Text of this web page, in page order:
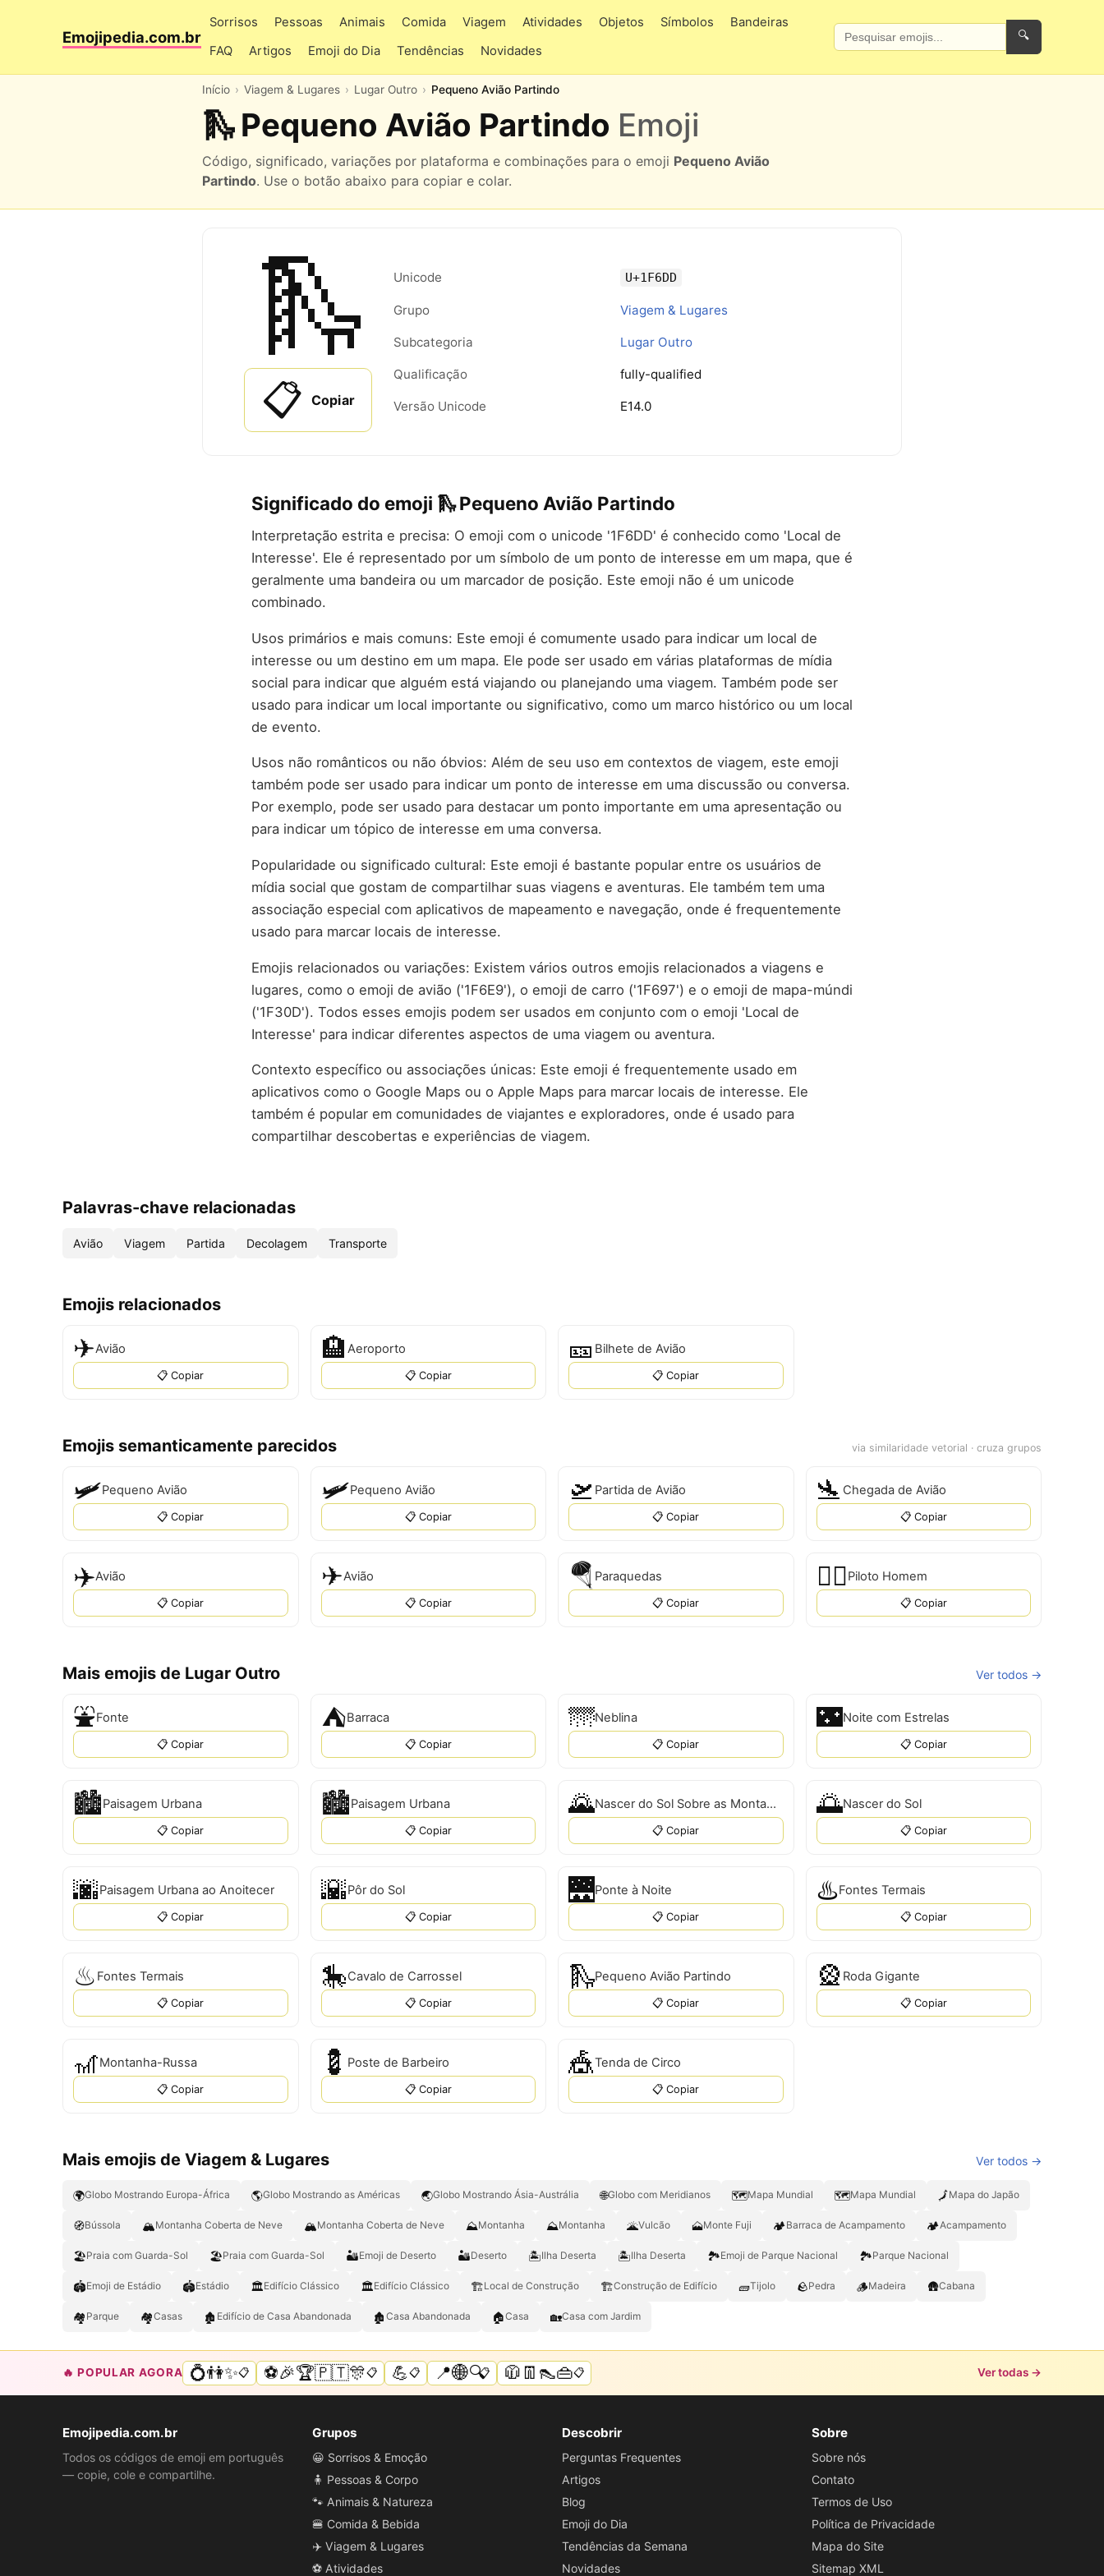
Emojipedia.com.br
Sorrisos Pessoas Animais Comida Viagem Atividades Objetos Símbolos
Bandeiras
FAQ
Artigos Emoji do Dia Tendências Novidades
🔍
Início Viagem & Lugares Lugar Outro Pequeno Avião Partindo
🛝 Pequeno Avião Partindo Emoji
Código, significado, variações por plataforma e combinações para o emoji Pequeno Avião
Partindo. Use o botão abaixo para copiar e colar.
🛝
📋 Copiar
Unicode U+1F6DD
Grupo Viagem & Lugares
Subcategoria Lugar Outro
Qualificação fully-qualified
Versão Unicode E14.0
Significado do emoji 🛝 Pequeno Avião Partindo
Interpretação estrita e precisa: O emoji com o unicode '1F6DD' é conhecido como 'Local de
Interesse'. Ele é representado por um símbolo de um ponto de interesse em um mapa, que é
geralmente uma bandeira ou um marcador de posição. Este emoji não é um unicode
combinado.
Usos primários e mais comuns: Este emoji é comumente usado para indicar um local de
interesse ou um destino em um mapa. Ele pode ser usado em várias plataformas de mídia
social para indicar que alguém está viajando ou planejando uma viagem. Também pode ser
usado para indicar um local importante ou significativo, como um marco histórico ou um local
de evento.
Usos não românticos ou não óbvios: Além de seu uso em contextos de viagem, este emoji
também pode ser usado para indicar um ponto de interesse em uma discussão ou conversa.
Por exemplo, pode ser usado para destacar um ponto importante em uma apresentação ou
para indicar um tópico de interesse em uma conversa.
Popularidade ou significado cultural: Este emoji é bastante popular entre os usuários de
mídia social que gostam de compartilhar suas viagens e aventuras. Ele também tem uma
associação especial com aplicativos de mapeamento e navegação, onde é frequentemente
usado para marcar locais de interesse.
Emojis relacionados ou variações: Existem vários outros emojis relacionados a viagens e
lugares, como o emoji de avião ('1F6E9'), o emoji de carro ('1F697') e o emoji de mapa-múndi
('1F30D'). Todos esses emojis podem ser usados em conjunto com o emoji 'Local de
Interesse' para indicar diferentes aspectos de uma viagem ou aventura.
Contexto específico ou associações únicas: Este emoji é frequentemente usado em
aplicativos como o Google Maps ou o Apple Maps para marcar locais de interesse. Ele
também é popular em comunidades de viajantes e exploradores, onde é usado para
compartilhar descobertas e experiências de viagem.
Palavras-chave relacionadas
Avião Viagem Partida Decolagem Transporte
Emojis relacionados
✈Avião
📋 Copiar
🏨 Aeroporto
📋 Copiar
🎫 Bilhete de Avião
📋 Copiar
Emojis semanticamente parecidos via similaridade vetorial · cruza grupos
🛩Pequeno Avião
📋 Copiar
🛩️Pequeno Avião
📋 Copiar
🛫 Partida de Avião
📋 Copiar
🛬 Chegada de Avião
📋 Copiar
✈️Avião
📋 Copiar
✈Avião
📋 Copiar
🪂 Paraquedas
📋 Copiar
👨‍✈️Piloto Homem
📋 Copiar
Mais emojis de Lugar Outro Ver todos →
⛲Fonte
📋 Copiar
⛺Barraca
📋 Copiar
🌁Neblina
📋 Copiar
🌃Noite com Estrelas
📋 Copiar
🏙️Paisagem Urbana
📋 Copiar
🏙Paisagem Urbana
📋 Copiar
🌄 Nascer do Sol Sobre as Montanhas
📋 Copiar
🌅Nascer do Sol
📋 Copiar
🌆Paisagem Urbana ao Anoitecer
📋 Copiar
🌇Pôr do Sol
📋 Copiar
🌉Ponte à Noite
📋 Copiar
♨️Fontes Termais
📋 Copiar
♨ Fontes Termais
📋 Copiar
🎠Cavalo de Carrossel
📋 Copiar
🛝Pequeno Avião Partindo
📋 Copiar
🎡 Roda Gigante
📋 Copiar
🎢Montanha-Russa
📋 Copiar
💈 Poste de Barbeiro
📋 Copiar
🎪Tenda de Circo
📋 Copiar
Mais emojis de Viagem & Lugares Ver todos →
🌍Globo Mostrando Europa-África 🌎Globo Mostrando as Américas 🌏Globo Mostrando Ásia-Austrália 🌐Globo com Meridianos 🗺️Mapa Mundial 🗺Mapa Mundial 🗾Mapa do Japão
🧭Bússola 🏔️Montanha Coberta de Neve 🏔Montanha Coberta de Neve ⛰️Montanha ⛰Montanha 🌋Vulcão 🗻Monte Fuji 🏕️Barraca de Acampamento 🏕Acampamento
🏖️Praia com Guarda-Sol 🏖Praia com Guarda-Sol 🏜️Emoji de Deserto 🏜Deserto 🏝️Ilha Deserta 🏝Ilha Deserta 🏞️Emoji de Parque Nacional 🏞Parque Nacional
🏟️Emoji de Estádio 🏟Estádio 🏛️Edifício Clássico 🏛Edifício Clássico 🏗️Local de Construção 🏗Construção de Edifício 🧱Tijolo 🪨Pedra 🪵Madeira 🛖Cabana
🏘️ Parque 🏘Casas 🏚️ Edifício de Casa Abandonada 🏚 Casa Abandonada 🏠Casa 🏡Casa com Jardim
🔥 POPULAR AGORA 💍👫✨📋 ⚽🎉🏆🇵🇹🎊📋 💪📋 📍🌐🔍📋 🧥👖👠👜📋 Ver todas →
Emojipedia.com.br
Todos os códigos de emoji em português
— copie, cole e compartilhe.
Grupos
😀 Sorrisos & Emoção
🧍 Pessoas & Corpo
🐾 Animais & Natureza
🍔 Comida & Bebida
✈️ Viagem & Lugares
⚽ Atividades
Descobrir
Perguntas Frequentes
Artigos
Blog
Emoji do Dia
Tendências da Semana
Novidades
Sobre
Sobre nós
Contato
Termos de Uso
Política de Privacidade
Mapa do Site
Sitemap XML